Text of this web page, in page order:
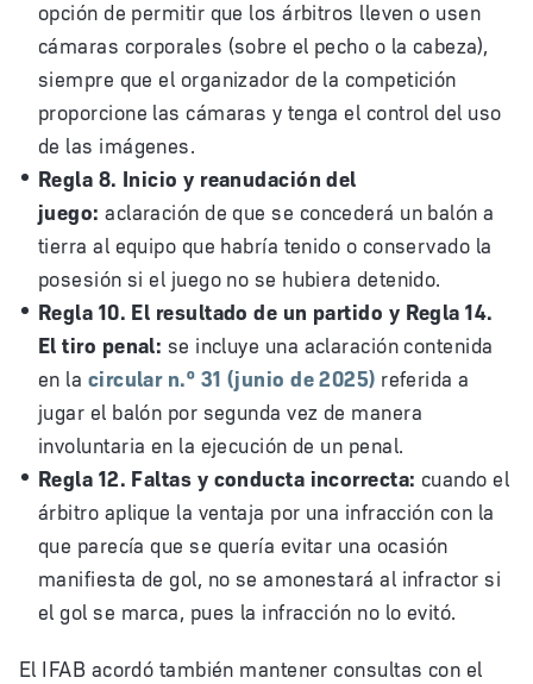
opción de permitir que los árbitros lleven o usen
cámaras corporales (sobre el pecho o la cabeza),
siempre que el organizador de la competición
proporcione las cámaras y tenga el control del uso
de las imágenes.
Regla 8. Inicio y reanudación del
juego:aclaración de que se concederá un balón a
tierra al equipo que habría tenido o conservado la
posesión si el juego no se hubiera detenido.
Regla 10. El resultado de un partido y Regla 14.
El tiro penal: se incluye una aclaración contenida
en la circular n.º 31 (junio de 2025) referida a
jugar el balón por segunda vez de manera
involuntaria en la ejecución de un penal.
Regla 12. Faltas y conducta incorrecta: cuando el
árbitro aplique la ventaja por una infracción con la
que parecía que se quería evitar una ocasión
manifiesta de gol, no se amonestará al infractor si
el gol se marca, pues la infracción no lo evitó.
El IFAB acordó también mantener consultas con el